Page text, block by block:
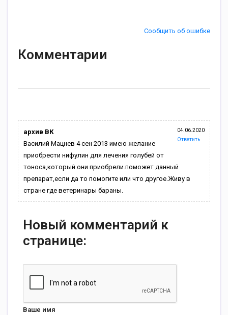
Сообщить об ошибке
Комментарии
04.06.2020
Ответить
архив ВК
Василий Мацнев 4 сен 2013 имею желание
приобрести нифулин для лечения голубей от
тоноса,который они приобрели.поможет данный
препарат,если да то помогите или что другое.Живу в
стране где ветеринары бараны.
Новый комментарий к
странице:
Ваше имя